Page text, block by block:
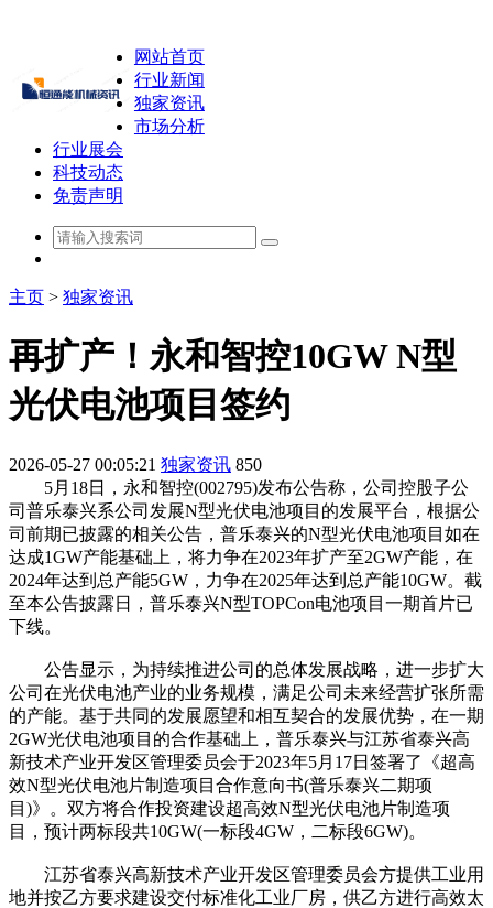
网站首页
行业新闻
独家资讯
市场分析
行业展会
科技动态
免责声明
主页 > 独家资讯
再扩产！永和智控10GW N型
光伏电池项目签约
2026-05-27 00:05:21 独家资讯 850
5月18日，永和智控(002795)发布公告称，公司控股子公
司普乐泰兴系公司发展N型光伏电池项目的发展平台，根据公
司前期已披露的相关公告，普乐泰兴的N型光伏电池项目如在
达成1GW产能基础上，将力争在2023年扩产至2GW产能，在
2024年达到总产能5GW，力争在2025年达到总产能10GW。截
至本公告披露日，普乐泰兴N型TOPCon电池项目一期首片已
下线。
公告显示，为持续推进公司的总体发展战略，进一步扩大
公司在光伏电池产业的业务规模，满足公司未来经营扩张所需
的产能。基于共同的发展愿望和相互契合的发展优势，在一期
2GW光伏电池项目的合作基础上，普乐泰兴与江苏省泰兴高
新技术产业开发区管理委员会于2023年5月17日签署了《超高
效N型光伏电池片制造项目合作意向书(普乐泰兴二期项
目)》。双方将合作投资建设超高效N型光伏电池片制造项
目，预计两标段共10GW(一标段4GW，二标段6GW)。
江苏省泰兴高新技术产业开发区管理委员会方提供工业用
地并按乙方要求建设交付标准化工业厂房，供乙方进行高效太